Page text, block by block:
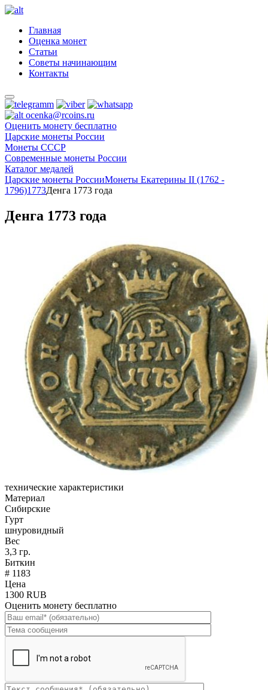
Главная
Оценка монет
Статьи
Советы начинающим
Контакты
ocenka@rcoins.ru
Оценить монету бесплатно
Царские монеты России
Монеты СССР
Современные монеты России
Каталог медалей
Царские монеты РоссииМонеты Екатерины II (1762 -
1796)1773Денга 1773 года
Денга 1773 года
технические характеристики
Материал
Сибирские
Гурт
шнуровидный
Вес
3,3 гр.
Биткин
# 1183
Цена
1300 RUB
Оценить монету бесплатно